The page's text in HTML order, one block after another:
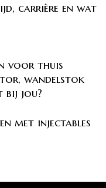
carrière en wat
voor thuis
wandelstok
bij jou?
met injectables